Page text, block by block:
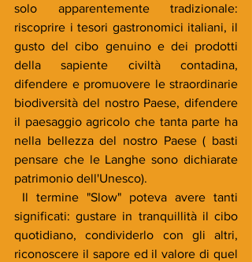
solo apparentemente tradizionale:
riscoprire i tesori gastronomici italiani, il
gusto del cibo genuino e dei prodotti
della sapiente civiltà contadina,
difendere e promuovere le straordinarie
biodiversità del nostro Paese, difendere
il paesaggio agricolo che tanta parte ha
nella bellezza del nostro Paese ( basti
pensare che le Langhe sono dichiarate
patrimonio dell'Unesco).
significati: gustare in tranquillità il cibo
quotidiano, condividerlo con gli altri,
riconoscere il sapore ed il valore di quel